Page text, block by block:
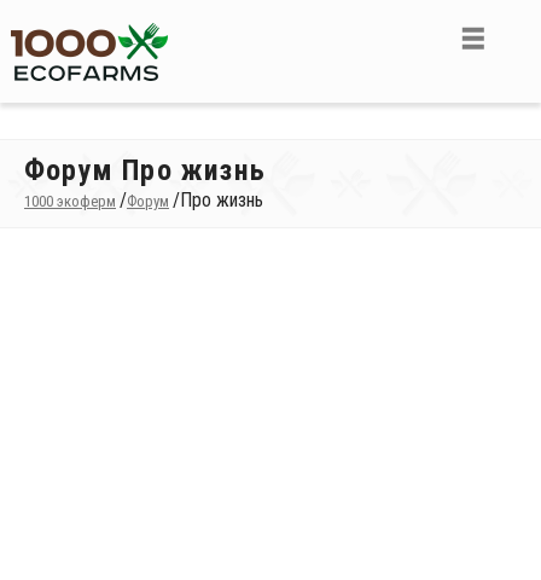
Форум Про жизнь
1000 экоферм /Форум /Про жизнь